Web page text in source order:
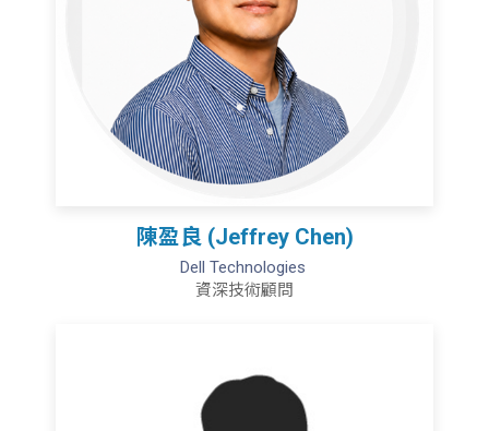
陳盈良 (Jeffrey Chen)
Dell Technologies
資深技術顧問